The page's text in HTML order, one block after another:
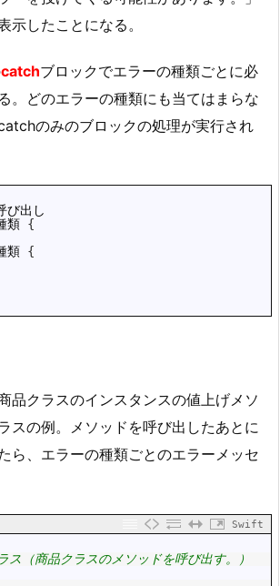
示したことになる。
catchブロックでエラーの種類ごとに必
。どのエラーの種類にも当てはまらな
のみのブロックの処理が実行され
び出し
類 {
類 {
品クラスのインスタンスの値上げメソ
スの例。メソッドを呼び出したあとに
ら、エラーの種類ごとのエラーメッセ
Swift
（商品クラスのメソッドを呼び出す。）